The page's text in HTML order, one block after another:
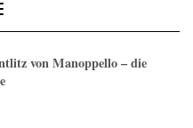
von Manoppello – die